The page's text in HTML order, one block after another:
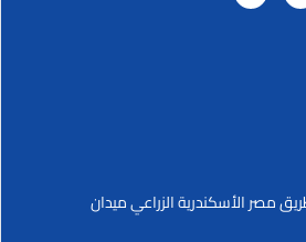
مصر الأسكندرية الزراعي ميدان